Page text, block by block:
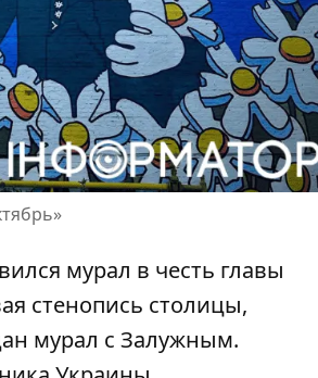
мурал в честь главы
стенопись столицы,
мурал с Залужным.